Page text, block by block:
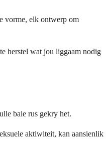
vorme, elk ontwerp om
herstel wat jou liggaam nodig
baie rus gekry het.
aktiwiteit, kan aansienlik